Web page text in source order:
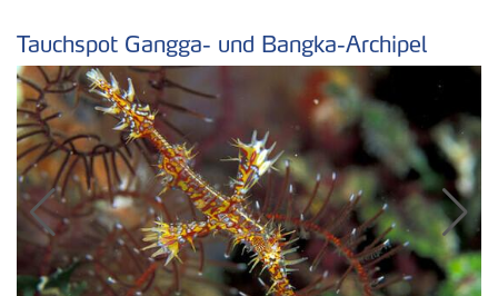
Tauchspot Gangga- und Bangka-Archipel